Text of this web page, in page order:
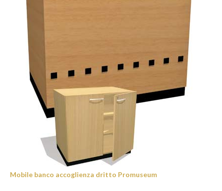
Mobile banco accoglienza dritto Promuseum